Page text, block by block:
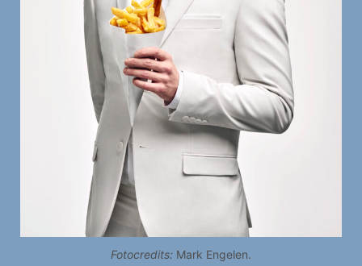
Fotocredits: Mark Engelen.